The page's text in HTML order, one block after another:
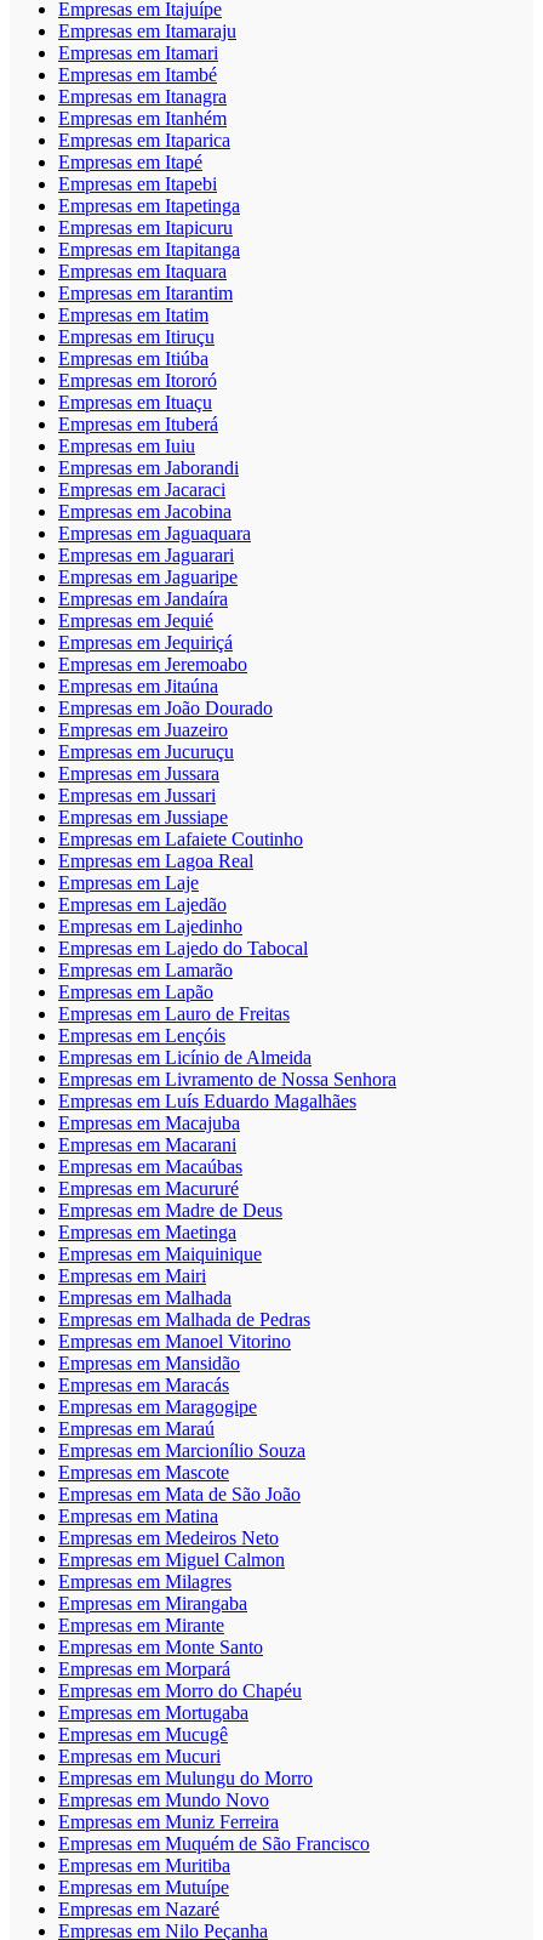
Empresas em Itajuípe
Empresas em Itamaraju
Empresas em Itamari
Empresas em Itambé
Empresas em Itanagra
Empresas em Itanhém
Empresas em Itaparica
Empresas em Itapé
Empresas em Itapebi
Empresas em Itapetinga
Empresas em Itapicuru
Empresas em Itapitanga
Empresas em Itaquara
Empresas em Itarantim
Empresas em Itatim
Empresas em Itiruçu
Empresas em Itiúba
Empresas em Itororó
Empresas em Ituaçu
Empresas em Ituberá
Empresas em Iuiu
Empresas em Jaborandi
Empresas em Jacaraci
Empresas em Jacobina
Empresas em Jaguaquara
Empresas em Jaguarari
Empresas em Jaguaripe
Empresas em Jandaíra
Empresas em Jequié
Empresas em Jequiriçá
Empresas em Jeremoabo
Empresas em Jitaúna
Empresas em João Dourado
Empresas em Juazeiro
Empresas em Jucuruçu
Empresas em Jussara
Empresas em Jussari
Empresas em Jussiape
Empresas em Lafaiete Coutinho
Empresas em Lagoa Real
Empresas em Laje
Empresas em Lajedão
Empresas em Lajedinho
Empresas em Lajedo do Tabocal
Empresas em Lamarão
Empresas em Lapão
Empresas em Lauro de Freitas
Empresas em Lençóis
Empresas em Licínio de Almeida
Empresas em Livramento de Nossa Senhora
Empresas em Luís Eduardo Magalhães
Empresas em Macajuba
Empresas em Macarani
Empresas em Macaúbas
Empresas em Macururé
Empresas em Madre de Deus
Empresas em Maetinga
Empresas em Maiquinique
Empresas em Mairi
Empresas em Malhada
Empresas em Malhada de Pedras
Empresas em Manoel Vitorino
Empresas em Mansidão
Empresas em Maracás
Empresas em Maragogipe
Empresas em Maraú
Empresas em Marcionílio Souza
Empresas em Mascote
Empresas em Mata de São João
Empresas em Matina
Empresas em Medeiros Neto
Empresas em Miguel Calmon
Empresas em Milagres
Empresas em Mirangaba
Empresas em Mirante
Empresas em Monte Santo
Empresas em Morpará
Empresas em Morro do Chapéu
Empresas em Mortugaba
Empresas em Mucugê
Empresas em Mucuri
Empresas em Mulungu do Morro
Empresas em Mundo Novo
Empresas em Muniz Ferreira
Empresas em Muquém de São Francisco
Empresas em Muritiba
Empresas em Mutuípe
Empresas em Nazaré
Empresas em Nilo Peçanha